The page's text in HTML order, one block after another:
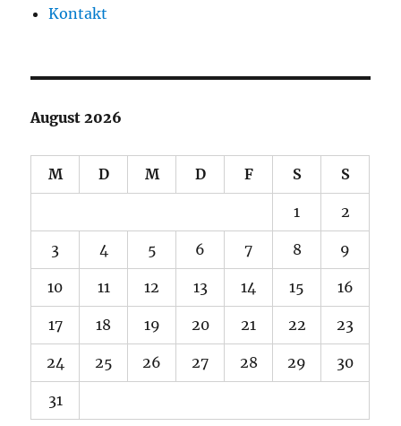
Kontakt
August 2026
M D M D F S S
1 2
3 4 5 6 7 8 9
10 11 12 13 14 15 16
17 18 19 20 21 22 23
24 25 26 27 28 29 30
31